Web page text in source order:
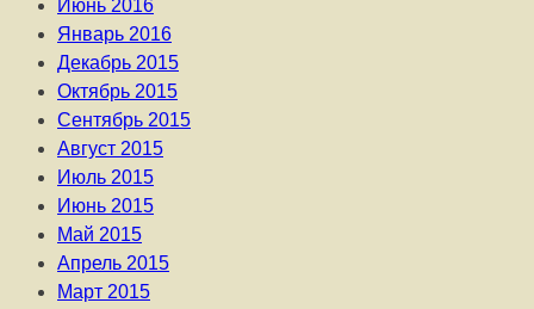
Июнь 2016
Январь 2016
Декабрь 2015
Октябрь 2015
Сентябрь 2015
Август 2015
Июль 2015
Июнь 2015
Май 2015
Апрель 2015
Март 2015